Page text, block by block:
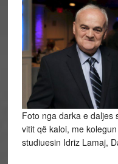
Foto nga darka e daljes
vitit që kaloi, me
studiuesin Idriz Lamaj,